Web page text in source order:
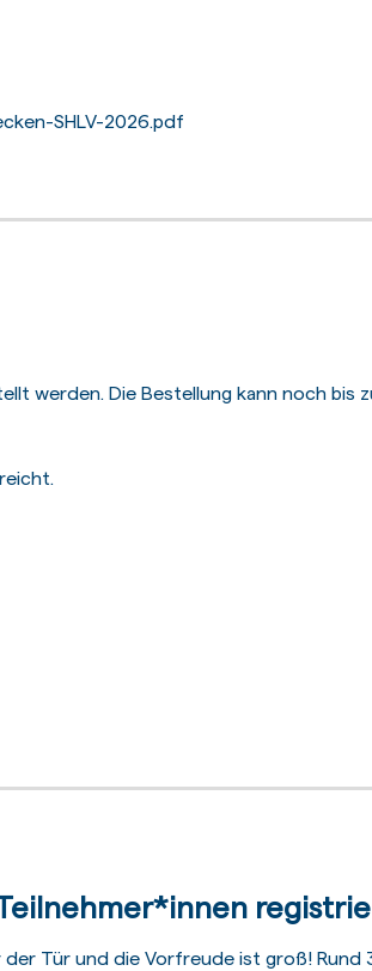
SHLV-2026.pdf
werden. Die Bestellung kann noch bis
Tür und die Vorfreude ist groß! Rund